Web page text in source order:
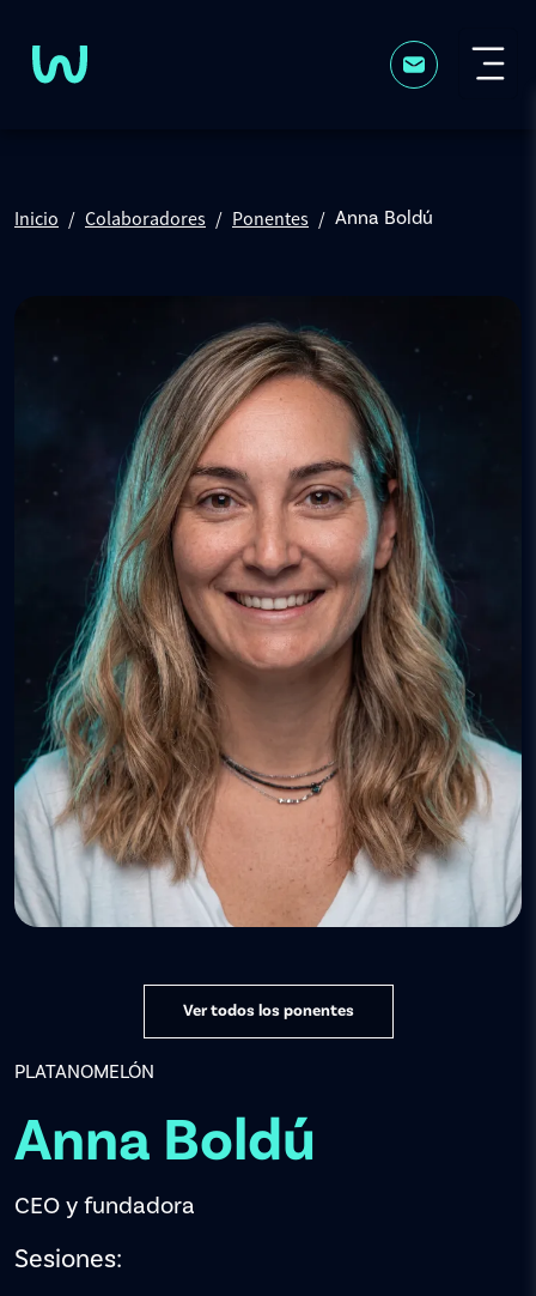
Inicio Colaboradores Ponentes Anna Boldú
Ver todos los ponentes
PLATANOMELÓN
Anna Boldú
CEO y fundadora
Sesiones: